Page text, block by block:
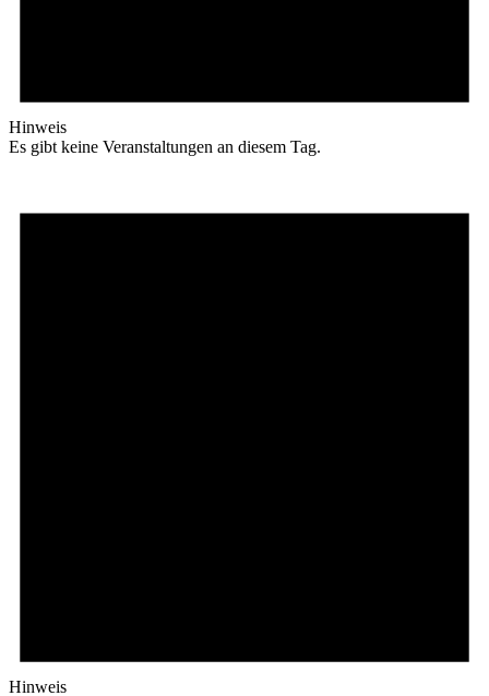
Hinweis
Es gibt keine Veranstaltungen an diesem Tag.
Hinweis